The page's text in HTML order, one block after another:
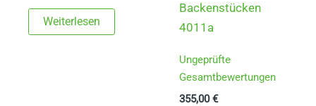
Weiterlesen
Backenstücken
4011a
Ungeprüfte
Gesamtbewertungen
355,00€